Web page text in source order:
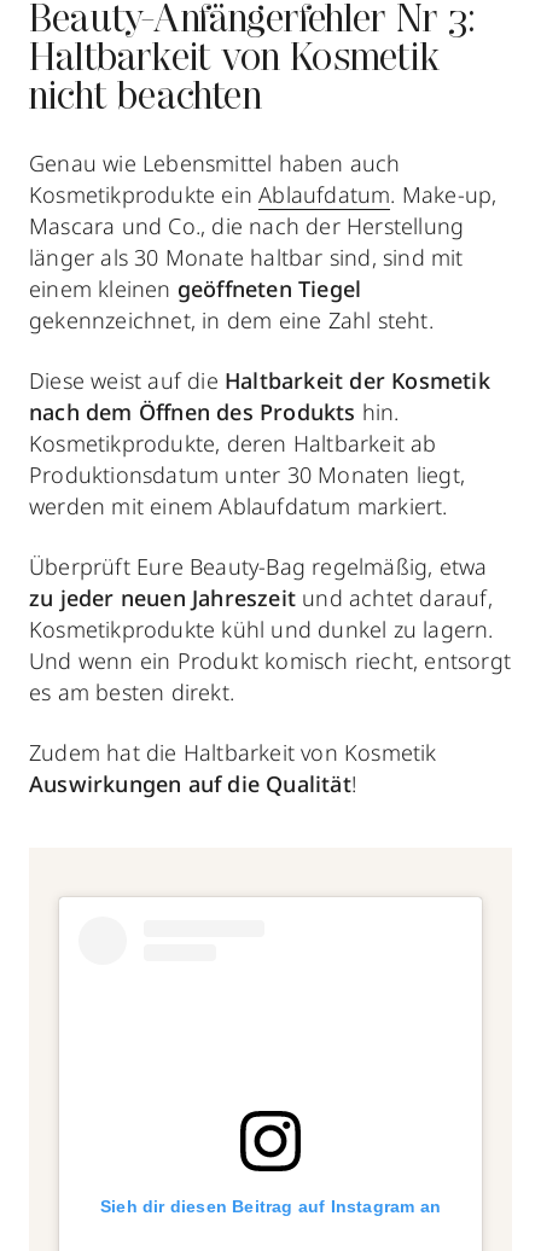
Beauty-Anfängerfehler Nr 3:
Haltbarkeit von Kosmetik
nicht beachten
Genau wie Lebensmittel haben auch
Kosmetikprodukte einAblaufdatum. Make-up,
Mascara und Co., die nach der Herstellung
länger als 30 Monate haltbar sind, sind mit
einem kleinen geöffneten Tiegel
gekennzeichnet, in dem eine Zahl steht.
Diese weist auf die Haltbarkeit der Kosmetik
nach dem Öffnen des Produkts hin.
Kosmetikprodukte, deren Haltbarkeit ab
Produktionsdatum unter 30 Monaten liegt,
werden mit einem Ablaufdatum markiert.
Überprüft Eure Beauty-Bag regelmäßig, etwa
zu jeder neuen Jahreszeit und achtet darauf,
Kosmetikprodukte kühl und dunkel zu lagern.
Und wenn ein Produkt komisch riecht, entsorgt
es am besten direkt.
Zudem hat die Haltbarkeit von Kosmetik
Auswirkungen auf die Qualität!
Sieh dir diesen Beitrag auf Instagram an